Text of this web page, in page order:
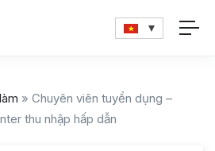
» Chuyên viên tuyển dụng –
thu nhập hấp dẫn